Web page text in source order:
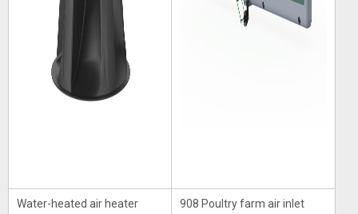
Water-heated air heater 908 Poultry farm air inlet